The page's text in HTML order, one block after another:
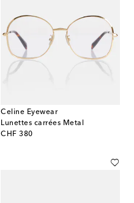
Celine Eyewear
Lunettes carrées Metal
CHF 380
original price